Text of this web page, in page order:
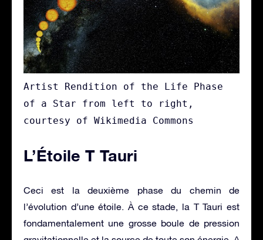
Artist Rendition of the Life Phase
of a Star from left to right,
courtesy of Wikimedia Commons
L’Étoile T Tauri
Ceci est la deuxième phase du chemin de
l’évolution d’une étoile. À ce stade, la T Tauri est
fondamentalement une grosse boule de pression